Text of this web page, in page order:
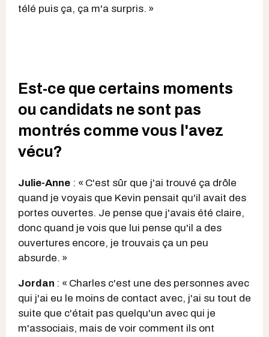
télé puis ça, ça m'a surpris. »
Est-ce que certains moments
ou candidats ne sont pas
montrés comme vous l'avez
vécu?
Julie-Anne : « C'est sûr que j'ai trouvé ça drôle
quand je voyais que Kevin pensait qu'il avait des
portes ouvertes. Je pense que j'avais été claire,
donc quand je vois que lui pense qu'il a des
ouvertures encore, je trouvais ça un peu
absurde. »
Jordan : « Charles c'est une des personnes avec
qui j'ai eu le moins de contact avec, j'ai su tout de
suite que c'était pas quelqu'un avec qui je
m'associais, mais de voir comment ils ont